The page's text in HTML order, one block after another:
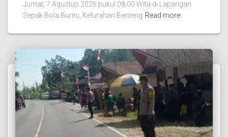
Jumat, 7 Agustus 2026 pukul 08.00 Wita di Lapangan
Sepak Bola Buntu, Kelurahan Benteng Read more